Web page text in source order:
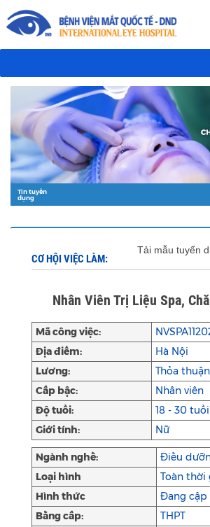
Tin tuyển
dụng
CƠ HỘI VIỆC LÀM:
Tải mẫu tuyển
Nhân Viên Trị Liệu Spa,
Mã công việc:
Địa điểm:
Hà Nội
Lương:
Thỏa thuận
Cấp bậc:
Nhân viên
Độ tuổi:
18 - 30 tuổi
Giới tính:
Nữ
Ngành nghề:
Điều
Loại hình
Toàn thời
Hình thức
Đang cập
Bằng cấp:
THPT